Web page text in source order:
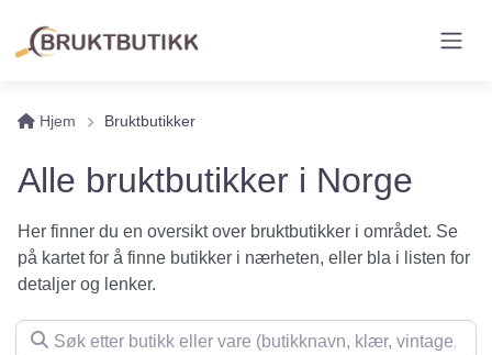
Hjem Bruktbutikker
Alle bruktbutikker i Norge
Her finner du en oversikt over bruktbutikker i området. Se
på kartet for å finne butikker i nærheten, eller bla i listen for
detaljer og lenker.
Søk etter butikk eller vare (butikknavn, klær, vintage, møbler